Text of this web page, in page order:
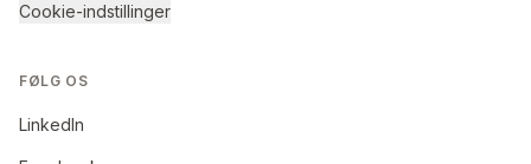
Cookie-indstillinger
FØLG OS
LinkedIn